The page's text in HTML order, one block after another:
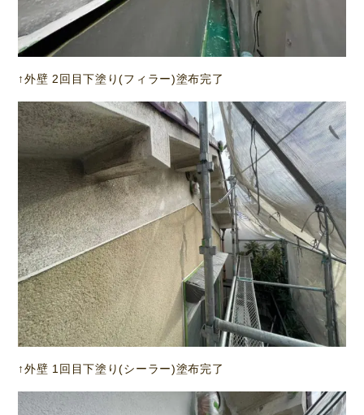
↑外壁 2回目下塗り(フィラー)塗布完了
↑外壁 1回目下塗り(シーラー)塗布完了